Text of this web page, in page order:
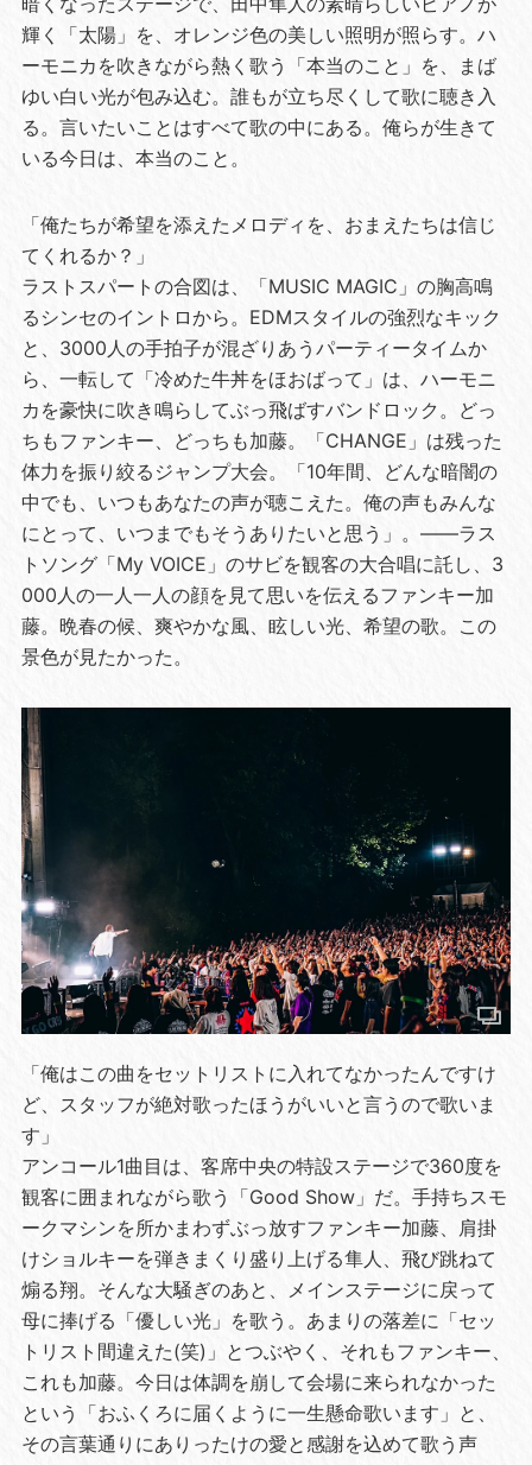
輝く「太陽」を、オレンジ色の美しい照明が照らす。ハ
ーモニカを吹きながら熱く歌う「本当のこと」を、まば
ゆい白い光が包み込む。誰もが立ち尽くして歌に聴き入
る。言いたいことはすべて歌の中にある。俺らが生きて
いる今日は、本当のこと。
「俺たちが希望を添えたメロディを、おまえたちは信じ
てくれるか？」
ラストスパートの合図は、「MUSIC MAGIC」の胸高鳴
るシンセのイントロから。EDMスタイルの強烈なキック
と、3000人の手拍子が混ざりあうパーティータイムか
ら、一転して「冷めた牛丼をほおばって」は、ハーモニ
カを豪快に吹き鳴らしてぶっ飛ばすバンドロック。どっ
ちもファンキー、どっちも加藤。「CHANGE」は残った
体力を振り絞るジャンプ大会。「10年間、どんな暗闇の
中でも、いつもあなたの声が聴こえた。俺の声もみんな
にとって、いつまでもそうありたいと思う」。――ラス
トソング「My VOICE」のサビを観客の大合唱に託し、3
000人の一人一人の顔を見て思いを伝えるファンキー加
藤。晩春の候、爽やかな風、眩しい光、希望の歌。この
景色が見たかった。
「俺はこの曲をセットリストに入れてなかったんですけ
ど、スタッフが絶対歌ったほうがいいと言うので歌いま
す」
アンコール1曲目は、客席中央の特設ステージで360度を
観客に囲まれながら歌う「Good Show」だ。手持ちスモ
ークマシンを所かまわずぶっ放すファンキー加藤、肩掛
けショルキーを弾きまくり盛り上げる隼人、飛び跳ねて
煽る翔。そんな大騒ぎのあと、メインステージに戻って
母に捧げる「優しい光」を歌う。あまりの落差に「セッ
トリスト間違えた(笑)」とつぶやく、それもファンキー、
これも加藤。今日は体調を崩して会場に来られなかった
という「おふくろに届くように一生懸命歌います」と、
その言葉通りにありったけの愛と感謝を込めて歌う声